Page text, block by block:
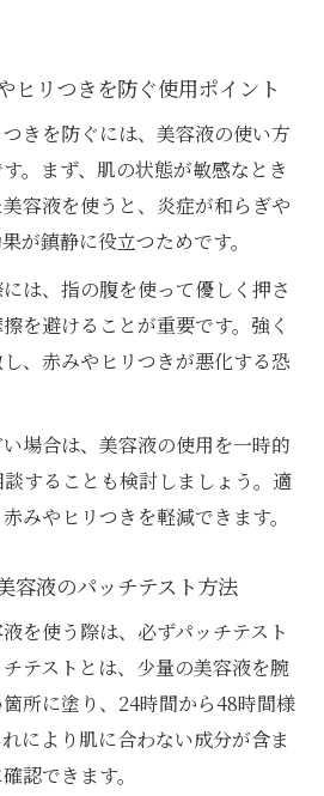
ヒリつきを防ぐ使用ポイント
きを防ぐには、美容液の使い方
。まず、肌の状態が敏感なとき
容液を使うと、炎症が和らぎや
が鎮静に役立つためです。
は、指の腹を使って優しく押さ
を避けることが重要です。強く
、赤みやヒリつきが悪化する恐
場合は、美容液の使用を一時的
することも検討しましょう。適
みやヒリつきを軽減できます。
容液のパッチテスト方法
を使う際は、必ずパッチテスト
テストとは、少量の美容液を腕
所に塗り、24時間から48時間様
により肌に合わない成分が含ま
認できます。